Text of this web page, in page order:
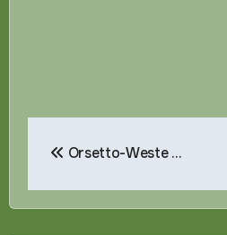
Orsetto-Weste …